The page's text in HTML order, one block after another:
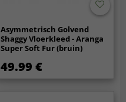
Asymmetrisch Golvend
Shaggy Vloerkleed - Aranga
Super Soft Fur (bruin)
49.99 €